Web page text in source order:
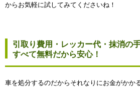
からお気軽に試してみてくださいね！
引取り費用・レッカー代・抹消の
すべて無料だから安心！
車を処分するのだからそれなりにお金がかか